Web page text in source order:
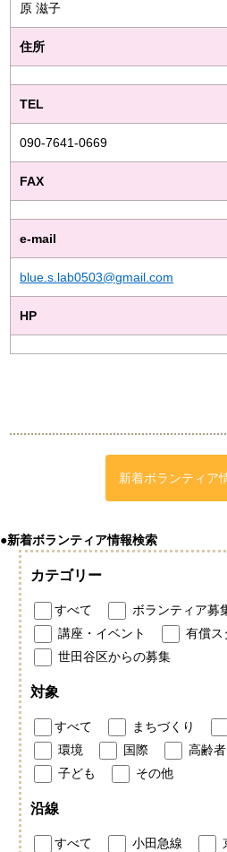
原 滋子
住所
TEL
090‐7641‐0669
FAX
e-mail
blue.s.lab0503@gmail.com
HP
新着ボランティア
●新着ボランティア情報検索
カテゴリー
すべて
ボランティア募
講座・イベント
有償ス
世田谷区からの募集
対象
すべて まちづくり
環境
国際 高齢者
子ども
その他
沿線
すべて 小田急線